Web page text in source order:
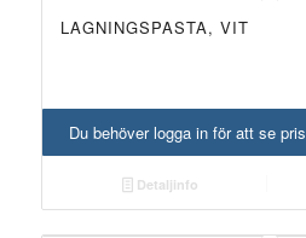
LAGNINGSPASTA, VIT
Du behöver logga in för att se pris
Detaljinfo